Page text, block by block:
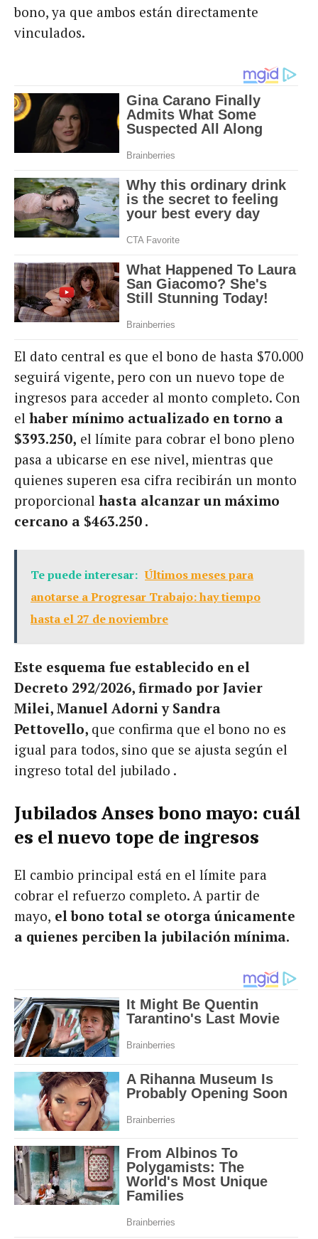
bono, ya que ambos están directamente
vinculados.
El dato central es que el bono de hasta $70.000
seguirá vigente, pero con un nuevo tope de
ingresos para acceder al monto completo. Con
el haber mínimo actualizado en torno a
$393.250, el límite para cobrar el bono pleno
pasa a ubicarse en ese nivel, mientras que
quienes superen esa cifra recibirán un monto
proporcional hasta alcanzar un máximo
cercano a $463.250 .
Te puede interesar: Últimos meses para
anotarse a Progresar Trabajo: hay tiempo
hasta el 27 de noviembre
Este esquema fue establecido en el
Decreto 292/2026, firmado por Javier
Milei, Manuel Adorni y Sandra
Pettovello, que confirma que el bono no es
igual para todos, sino que se ajusta según el
ingreso total del jubilado .
Jubilados Anses bono mayo: cuál
es el nuevo tope de ingresos
El cambio principal está en el límite para
cobrar el refuerzo completo. A partir de
mayo, el bono total se otorga únicamente
a quienes perciben la jubilación mínima.